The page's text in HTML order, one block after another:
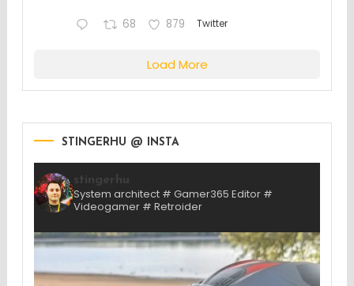
68 879 Twitter
Load More
STINGERHU @ INSTA
System architect # Gamer365 Editor #
Videogamer # Retroider